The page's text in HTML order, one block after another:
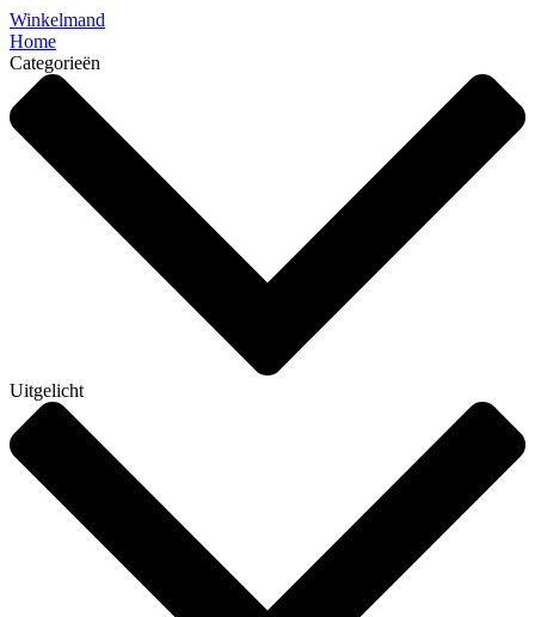
Winkelmand
Home
Categorieën
Uitgelicht